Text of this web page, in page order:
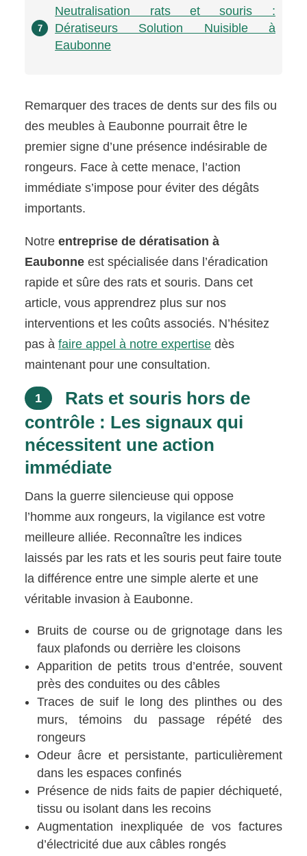
7
Neutralisation rats et souris :
Dératiseurs Solution Nuisible à
Eaubonne
Remarquer des traces de dents sur des fils ou
des meubles à Eaubonne pourrait être le
premier signe d’une présence indésirable de
rongeurs. Face à cette menace, l’action
immédiate s’impose pour éviter des dégâts
importants.
Notreentreprise de dératisation à
Eaubonne est spécialisée dans l’éradication
rapide et sûre des rats et souris. Dans cet
article, vous apprendrez plus sur nos
interventions et les coûts associés. N’hésitez
pas àfaire appel à notre expertise dès
maintenant pour une consultation.
1
Rats et souris hors de
contrôle : Les signaux qui
nécessitent une action
immédiate
Dans la guerre silencieuse qui oppose
l’homme aux rongeurs, la vigilance est votre
meilleure alliée. Reconnaître les indices
laissés par les rats et les souris peut faire toute
la différence entre une simple alerte et une
véritable invasion à Eaubonne.
Bruits de course ou de grignotage dans les
faux plafonds ou derrière les cloisons
Apparition de petits trous d’entrée, souvent
près des conduites ou des câbles
Traces de suif le long des plinthes ou des
murs, témoins du passage répété des
rongeurs
Odeur âcre et persistante, particulièrement
dans les espaces confinés
Présence de nids faits de papier déchiqueté,
tissu ou isolant dans les recoins
Augmentation inexpliquée de vos factures
d’électricité due aux câbles rongés